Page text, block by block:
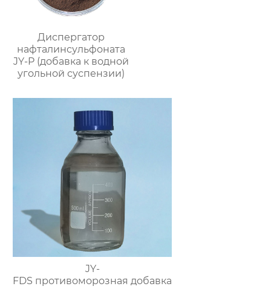
Диспергатор
нафталинсульфоната
JY-P (добавка к водной
угольной суспензии)
JY-
FDS противоморозная добавка